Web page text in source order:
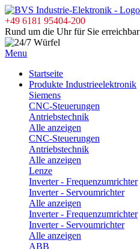
+49 6181 95404-200
Rund um die Uhr für Sie erreichbar
Menu
Startseite
Produkte Industrieelektronik
Siemens
CNC-Steuerungen
Antriebstechnik
Alle anzeigen
CNC-Steuerungen
Antriebstechnik
Alle anzeigen
Lenze
Inverter - Frequenzumrichter
Inverter - Servoumrichter
Alle anzeigen
Inverter - Frequenzumrichter
Inverter - Servoumrichter
Alle anzeigen
ABB